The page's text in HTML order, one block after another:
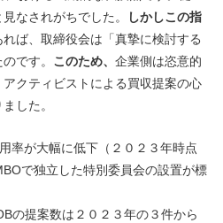
なされがちでした。
しかしこの指
れば、取締役会は「真摯に検討する
です。 このため、 企業側は恣意的
クティビストによる買収提案の心
した。
率が大幅に低下（２０２３年時点
で独立した特別委員会の設置が標
の提案数は２０２３年の３件から